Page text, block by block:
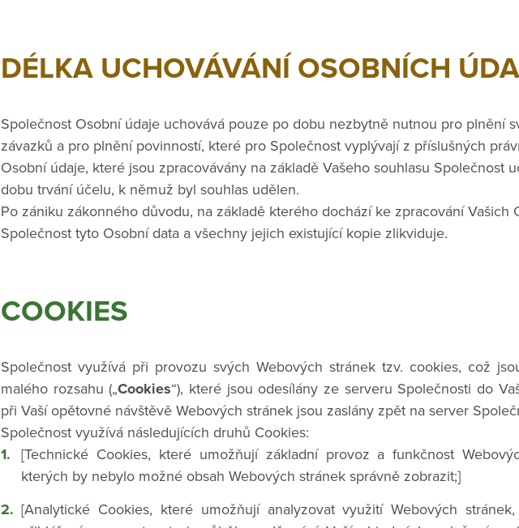
DÉLKA UCHOVÁVÁNÍ OSOBNÍCH
Společnost Osobní údaje uchovává pouze po dobu nezbytně nutnou pro plnění
závazků a pro plnění povinností, které pro Společnost vyplývají z příslušných
Osobní údaje, které jsou zpracovávány na základě Vašeho souhlasu Společnost
dobu trvání účelu, k němuž byl souhlas udělen.
Po zániku zákonného důvodu, na základě kterého dochází ke zpracování Vašich
Společnost tyto Osobní data a všechny jejich existující kopie zlikviduje.
COOKIES
Společnost využívá při provozu svých Webových stránek tzv. cookies, což
malého rozsahu („Cookies“), které jsou odesílány ze serveru Společnosti do
při Vaší opětovné návštěvě Webových stránek jsou zaslány zpět na server
Společnost využívá následujících druhů Cookies:
[Technické Cookies, které umožňují základní provoz a funkčnost
kterých by nebylo možné obsah Webových stránek správně zobrazit;]
[Analytické Cookies, které umožňují analyzovat využití Webových